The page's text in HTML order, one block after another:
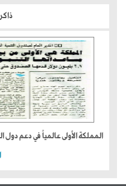
المملكة الأولى عالمياً في دعم دول